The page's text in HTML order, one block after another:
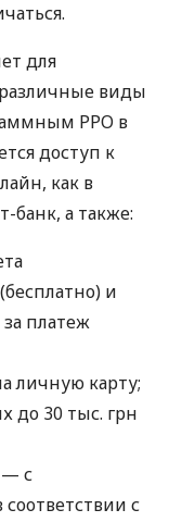
для
виды
РРО в
доступ к
как в
банк, а также:
и
за платеж
личную карту;
до 30 тыс. грн
— с
с